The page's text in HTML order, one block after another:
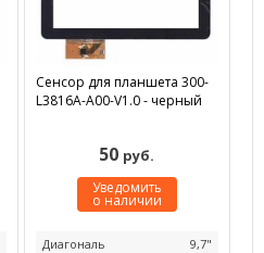
Сенсор для планшета 300-
L3816A-A00-V1.0 - черный
50 руб.
Уведомить
о наличии
Диагональ
9,7"